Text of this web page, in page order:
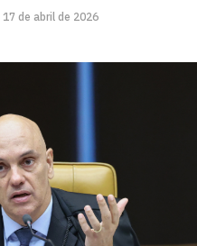
17 de abril de 2026